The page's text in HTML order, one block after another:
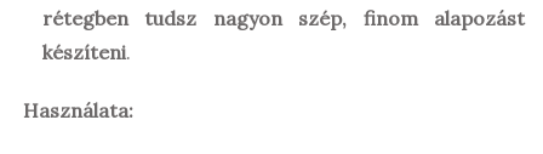
rétegben tudsz nagyon szép, finom alapozást
készíteni.
Használata: